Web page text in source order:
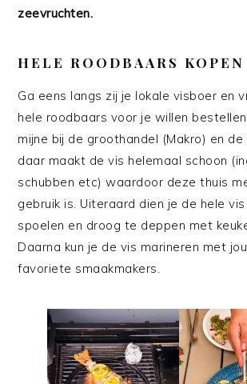
zeevruchten.
HELE ROODBAARS KOPEN
Ga eens langs zij je lokale visboer en
hele roodbaars voor je willen
mijne bij de groothandel (Makro) en
daar maakt de vis helemaal schoon
schubben etc) waardoor deze thuis
gebruik is. Uiteraard dien je de hele
spoelen en droog te deppen met
Daarna kun je de vis marineren met
favoriete smaakmakers.